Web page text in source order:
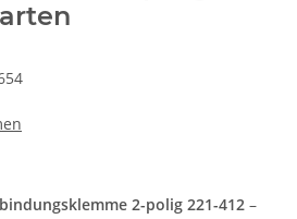
2-polig 221-412 –